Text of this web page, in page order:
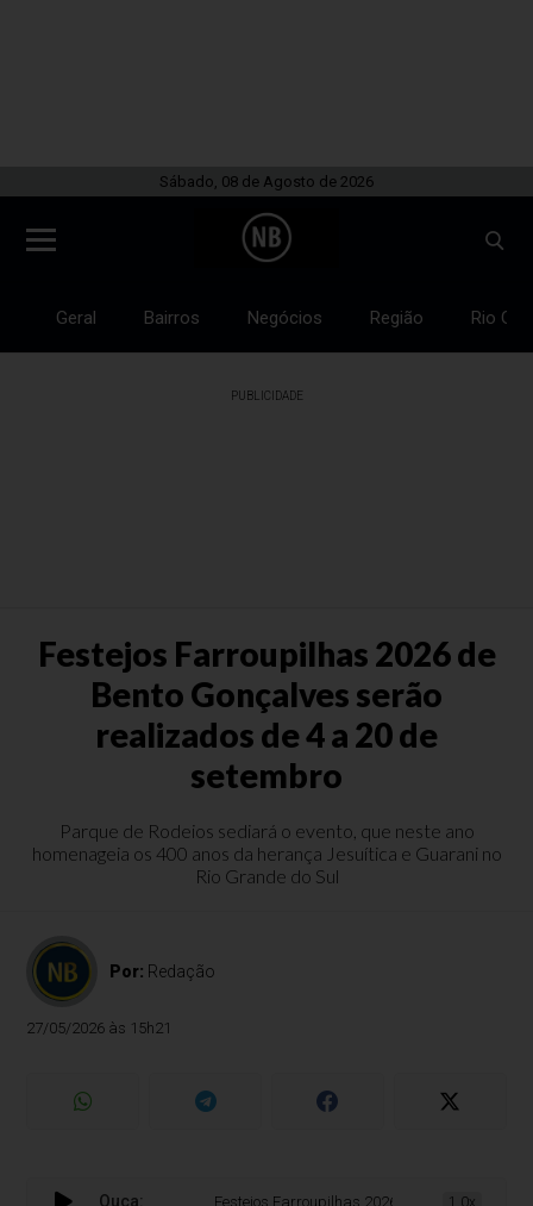
Sábado, 08 de Agosto de 2026
Geral Bairros Negócios Região Rio
PUBLICIDADE
Festejos Farroupilhas 2026 de
Bento Gonçalves serão
realizados de 4 a 20 de
setembro
Parque de Rodeios sediará o evento, que neste ano
homenageia os 400 anos da herança Jesuítica e Guarani no
Rio Grande do Sul
Por: Redação
27/05/2026 às 15h21
Ouça: Festejos Farroupilhas 2026 de Bento Gonçalves
1.0x